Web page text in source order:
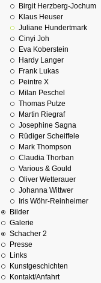
Birgit Herzberg-Jochum
Klaus Heuser
Juliane Hundertmark
Cinyi Joh
Eva Koberstein
Hardy Langer
Frank Lukas
Peintre X
Milan Peschel
Thomas Putze
Martin Riegraf
Josephine Sagna
Rüdiger Scheiffele
Mark Thompson
Claudia Thorban
Various & Gould
Oliver Wetterauer
Johanna Wittwer
Iris Wöhr-Reinheimer
Bilder
Galerie
Schacher 2
Presse
Links
Kunstgeschichten
Kontakt/Anfahrt